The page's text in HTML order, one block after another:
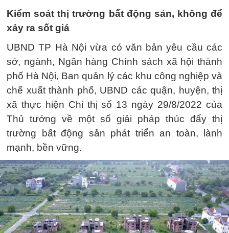
Kiểm soát thị trường bất động sản, không để
xảy ra sốt giá
UBND TP Hà Nội vừa có văn bản yêu cầu các
sở, ngành, Ngân hàng Chính sách xã hội thành
phố Hà Nội, Ban quản lý các khu công nghiệp và
chế xuất thành phố, UBND các quận, huyện, thị
xã thực hiện Chỉ thị số 13 ngày 29/8/2022 của
Thủ tướng về một số giải pháp thúc đẩy thị
trường bất động sản phát triển an toàn, lành
mạnh, bền vững.